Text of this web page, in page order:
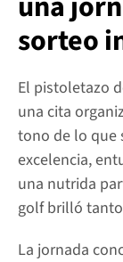
sorteo
El pistoletazo
una cita
tono de lo que
excelencia,
una nutrida
golf brilló
La jornada